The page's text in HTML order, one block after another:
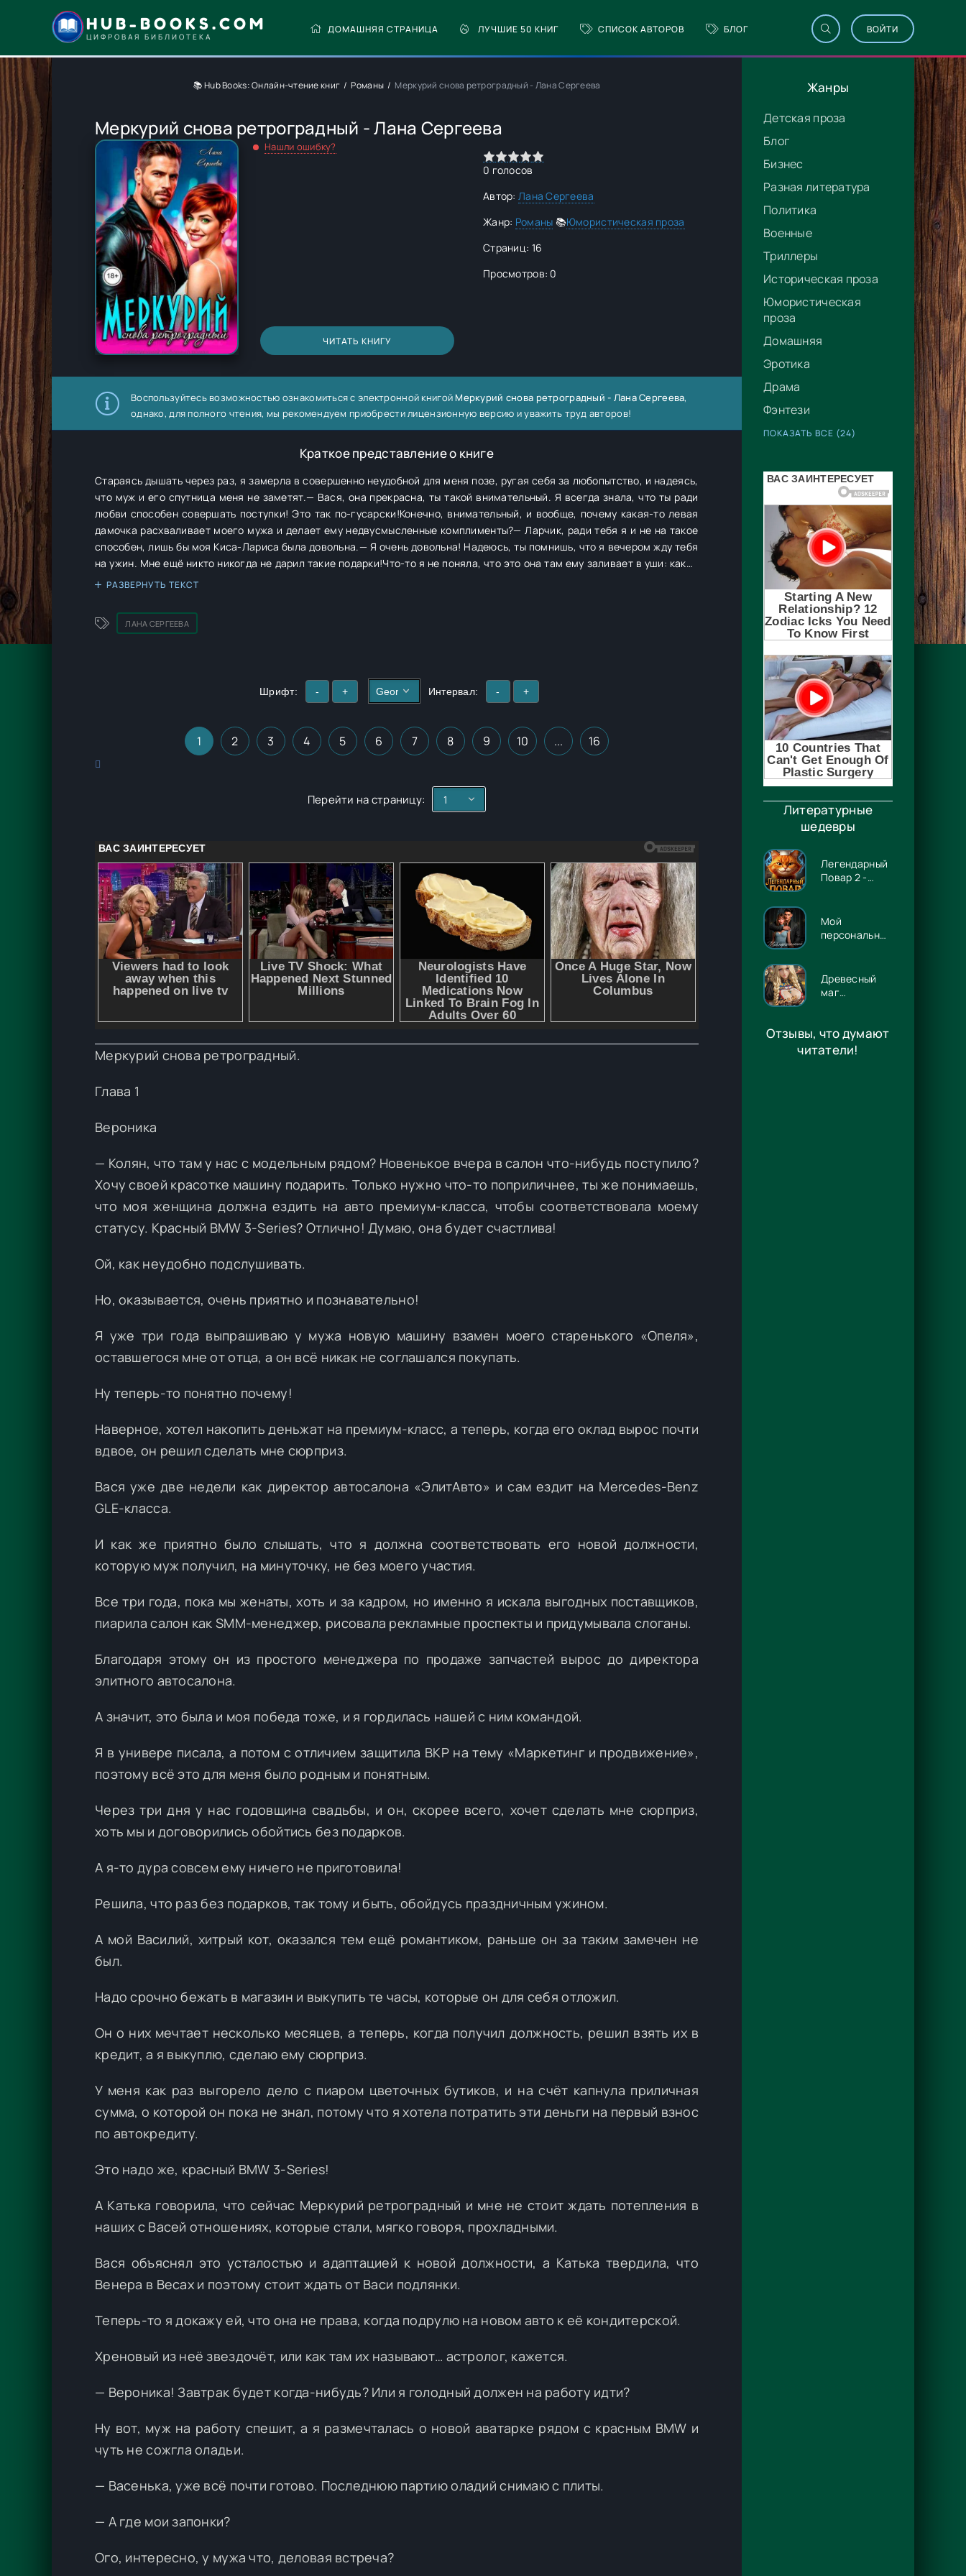
HUB-BOOKS.COM
ЦИФРОВАЯ БИБЛИОТЕКА
ДОМАШНЯЯ СТРАНИЦА ЛУЧШИЕ 50 КНИГ СПИСОК АВТОРОВ БЛОГ ВОЙТИ
Жанры
Детская проза
Блог
Бизнес
Разная литература
Политика
Военные
Триллеры
Историческая проза
Юмористическая
проза
Домашняя
Эротика
Драма
Фэнтези
ПОКАЗАТЬ ВСЕ (24)
Литературные
шедевры
Легендарный
Повар 2 -
Мой
персональный
Древесный
маг
- Игорь
Павлов
Отзывы, что думают
читатели!
📚 Hub Books: Онлайн-чтение книг Романы Меркурий снова ретроградный - Лана Сергеева
Меркурий снова ретроградный - Лана Сергеева
Нашли ошибку?
ЧИТАТЬ КНИГУ
0 голосов
Автор: Лана Сергеева
Жанр: Романы 📚Юмористическая проза
Страниц: 16
Просмотров: 0
Воспользуйтесь возможностью ознакомиться с электронной книгой Меркурий снова ретроградный - Лана Сергеева,
однако, для полного чтения, мы рекомендуем приобрести лицензионную версию и уважить труд авторов!
Краткое представление о книге
Стараясь дышать через раз, я замерла в совершенно неудобной для меня позе, ругая себя за любопытство, и надеясь,
что муж и его спутница меня не заметят.— Вася, она прекрасна, ты такой внимательный. Я всегда знала, что ты ради
любви способен совершать поступки! Это так по-гусарски!Конечно, внимательный, и вообще, почему какая-то левая
дамочка расхваливает моего мужа и делает ему недвусмысленные комплименты?— Ларчик, ради тебя я и не на такое
способен, лишь бы моя Киса-Лариса была довольна.— Я очень довольна! Надеюсь, ты помнишь, что я вечером жду тебя
на ужин. Мне ещё никто никогда не дарил такие подарки!Что-то я не поняла, что это она там ему заливает в уши: какой
ужин?— Киса моя, а ужин будет с продолжением?— Не переживай, милый, десерт тебе обеспечен!И тут до меня начала
сюрпризом на нашу с мужем годовщину свадьбы, а он в это время дарит мой подарок этой Ларисе.
РАЗВЕРНУТЬ ТЕКСТ
ЛАНА СЕРГЕЕВА
Шрифт: - + Интервал: - +
1 2 3 4 5 6 7 8 9 10 ... 16
Перейти на страницу:
Меркурий снова ретроградный.
Глава 1
Вероника
— Колян, что там у нас с модельным рядом? Новенькое вчера в салон что-нибудь поступило?
Хочу своей красотке машину подарить. Только нужно что-то поприличнее, ты же понимаешь,
что моя женщина должна ездить на авто премиум-класса, чтобы соответствовала моему
статусу. Красный BMW 3-Series? Отлично! Думаю, она будет счастлива!
Ой, как неудобно подслушивать.
Но, оказывается, очень приятно и познавательно!
Я уже три года выпрашиваю у мужа новую машину взамен моего старенького «Опеля»,
оставшегося мне от отца, а он всё никак не соглашался покупать.
Ну теперь-то понятно почему!
Наверное, хотел накопить деньжат на премиум-класс, а теперь, когда его оклад вырос почти
вдвое, он решил сделать мне сюрприз.
Вася уже две недели как директор автосалона «ЭлитАвто» и сам ездит на Mercedes-Benz
GLE-класса.
И как же приятно было слышать, что я должна соответствовать его новой должности,
которую муж получил, на минуточку, не без моего участия.
Все три года, пока мы женаты, хоть и за кадром, но именно я искала выгодных поставщиков,
пиарила салон как SMM-менеджер, рисовала рекламные проспекты и придумывала слоганы.
Благодаря этому он из простого менеджера по продаже запчастей вырос до директора
элитного автосалона.
А значит, это была и моя победа тоже, и я гордилась нашей с ним командой.
Я в универе писала, а потом с отличием защитила ВКР на тему «Маркетинг и продвижение»,
поэтому всё это для меня было родным и понятным.
Через три дня у нас годовщина свадьбы, и он, скорее всего, хочет сделать мне сюрприз,
хоть мы и договорились обойтись без подарков.
А я-то дура совсем ему ничего не приготовила!
Решила, что раз без подарков, так тому и быть, обойдусь праздничным ужином.
А мой Василий, хитрый кот, оказался тем ещё романтиком, раньше он за таким замечен не
был.
Надо срочно бежать в магазин и выкупить те часы, которые он для себя отложил.
Он о них мечтает несколько месяцев, а теперь, когда получил должность, решил взять их в
кредит, а я выкуплю, сделаю ему сюрприз.
У меня как раз выгорело дело с пиаром цветочных бутиков, и на счёт капнула приличная
сумма, о которой он пока не знал, потому что я хотела потратить эти деньги на первый взнос
по автокредиту.
Это надо же, красный BMW 3-Series!
А Катька говорила, что сейчас Меркурий ретроградный и мне не стоит ждать потепления в
наших с Васей отношениях, которые стали, мягко говоря, прохладными.
Вася объяснял это усталостью и адаптацией к новой должности, а Катька твердила, что
Венера в Весах и поэтому стоит ждать от Васи подлянки.
Теперь-то я докажу ей, что она не права, когда подрулю на новом авто к её кондитерской.
Хреновый из неё звездочёт, или как там их называют… астролог, кажется.
— Вероника! Завтрак будет когда-нибудь? Или я голодный должен на работу идти?
Ну вот, муж на работу спешит, а я размечталась о новой аватарке рядом с красным BMW и
чуть не сожгла оладьи.
— Васенька, уже всё почти готово. Последнюю партию оладий снимаю с плиты.
— А где мои запонки?
Ого, интересно, у мужа что, деловая встреча?